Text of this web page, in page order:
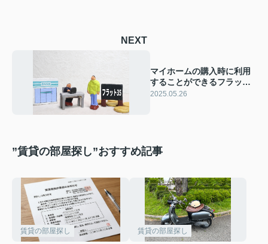
NEXT
マイホームの購入時に利用
することができるフラット
35について詳しくご紹介
2025.05.26
”賃貸の部屋探し”おすすめ記事
賃貸の部屋探し 賃貸の部屋探し